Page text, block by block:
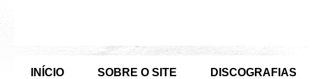
INÍCIO SOBRE O SITE DISCOGRAFIAS